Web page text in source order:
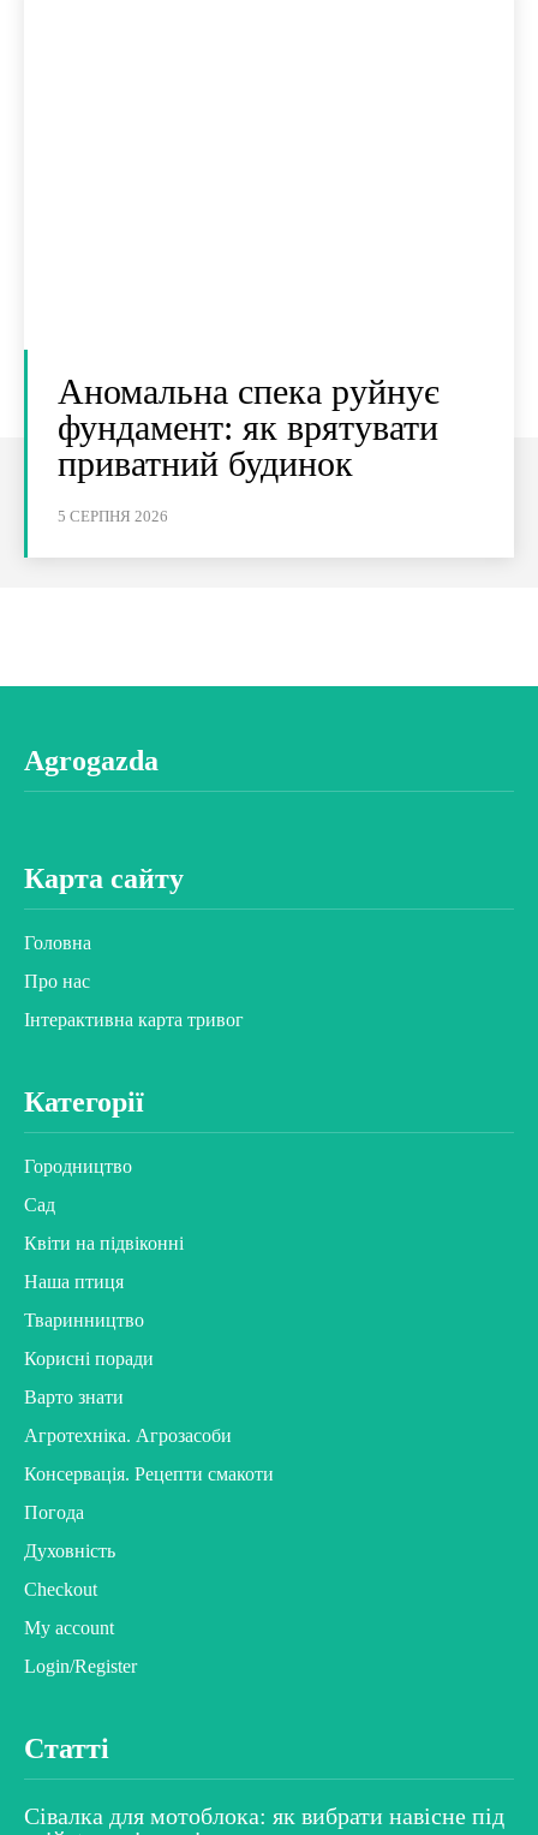
Аномальна спека руйнує
фундамент: як врятувати
приватний будинок
5 СЕРПНЯ 2026
Agrogazda
Карта сайту
Головна
Про нас
Інтерактивна карта тривог
Категорії
Городництво
Сад
Квіти на підвіконні
Наша птиця
Тваринництво
Корисні поради
Варто знати
Агротехніка. Агрозасоби
Консервація. Рецепти смакоти
Погода
Духовність
Checkout
My account
Login/Register
Статті
Сівалка для мотоблока: як вибрати навісне під